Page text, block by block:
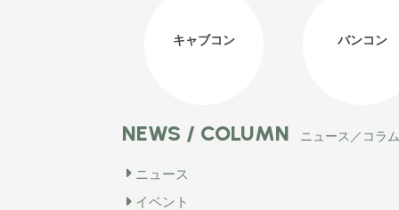
キャブコン バンコン
NEWS / COLUMN ニュース／コラム
ニュース
イベント